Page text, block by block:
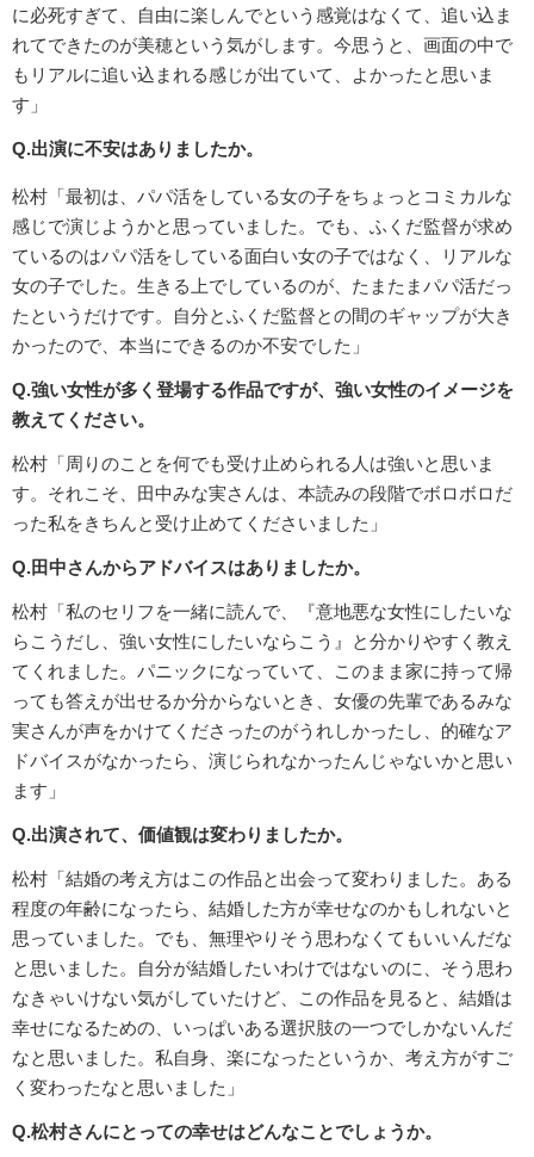
に必死すぎて、自由に楽しんでという感覚はなくて、追い込ま
れてできたのが美穂という気がします。今思うと、画面の中で
もリアルに追い込まれる感じが出ていて、よかったと思いま
す」
Q.出演に不安はありましたか。
松村「最初は、パパ活をしている女の子をちょっとコミカルな
感じで演じようかと思っていました。でも、ふくだ監督が求め
ているのはパパ活をしている面白い女の子ではなく、リアルな
女の子でした。生きる上でしているのが、たまたまパパ活だっ
たというだけです。自分とふくだ監督との間のギャップが大き
かったので、本当にできるのか不安でした」
Q.強い女性が多く登場する作品ですが、強い女性のイメージを
教えてください。
松村「周りのことを何でも受け止められる人は強いと思いま
す。それこそ、田中みな実さんは、本読みの段階でボロボロだ
った私をきちんと受け止めてくださいました」
Q.田中さんからアドバイスはありましたか。
松村「私のセリフを一緒に読んで、『意地悪な女性にしたいな
らこうだし、強い女性にしたいならこう』と分かりやすく教え
てくれました。パニックになっていて、このまま家に持って帰
っても答えが出せるか分からないとき、女優の先輩であるみな
実さんが声をかけてくださったのがうれしかったし、的確なア
ドバイスがなかったら、演じられなかったんじゃないかと思い
ます」
Q.出演されて、価値観は変わりましたか。
松村「結婚の考え方はこの作品と出会って変わりました。ある
程度の年齢になったら、結婚した方が幸せなのかもしれないと
思っていました。でも、無理やりそう思わなくてもいいんだな
と思いました。自分が結婚したいわけではないのに、そう思わ
なきゃいけない気がしていたけど、この作品を見ると、結婚は
幸せになるための、いっぱいある選択肢の一つでしかないんだ
なと思いました。私自身、楽になったというか、考え方がすご
く変わったなと思いました」
Q.松村さんにとっての幸せはどんなことでしょうか。